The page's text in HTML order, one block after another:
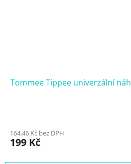
Tommee Tippee univerzální
164,46 Kč bez DPH
199 Kč